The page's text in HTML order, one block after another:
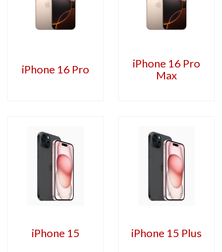
iPhone 16 Pro
iPhone 16 Pro
Max
iPhone 15 iPhone 15 Plus